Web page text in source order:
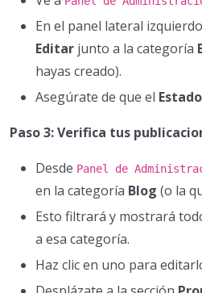
En el panel lateral
Editar junto a la categoría
hayas creado).
Asegúrate de que el Estado
Paso 3: Verifica tus
Desde Panel de
en la categoría Blog (o la
Esto filtrará y mostrará
a esa categoría.
Haz clic en uno para